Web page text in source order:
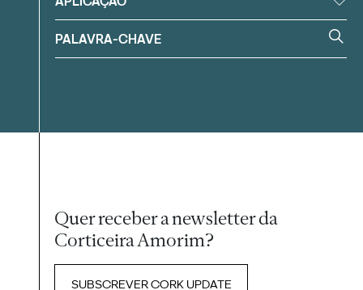
Quer receber a newsletter da
Corticeira Amorim?
SUBSCREVER CORK UPDATE